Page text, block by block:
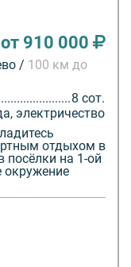
от 910 000
/ 100 км до
8 сот.
электричество
отдыхом в
посёлки на 1-ой
окружение